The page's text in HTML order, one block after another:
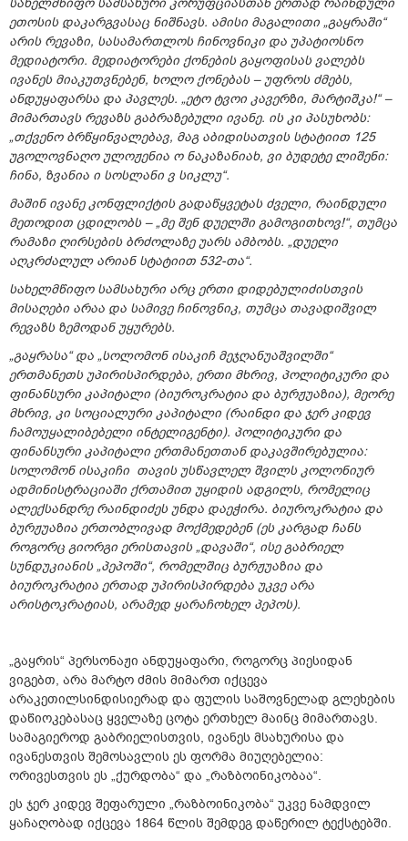
ეთოსის დაკარგვასაც ნიშნავს. ამისი მაგალითი „გაყრაში“
არის რევაზი, სასამართლოს ჩინოვნიკი და უპატიოსნო
მედიატორი. მედიატორები ქონების გაყოფისას ვალებს
ივანეს მიაკუთვნებენ, ხოლო ქონებას – უფროს ძმებს,
ანდუყაფარსა და პავლეს. „ეტო ტვოი კავერზი, მარტიშკა!“ –
მიმართავს რევაზს გაბრაზებული ივანე. ის კი პასუხობს:
„თქვენო ბრწყინვალებავ, მაგ აბიდისათვის სტატიით 125
უგოლოვნაღო ულოჟენია ო ნაკაზანიახ, ვი ბუდეტე ლიშენი:
ჩინა, ზვანია ი სოსლანი ვ სიკლუ“.
მაშინ ივანე კონფლიქტის გადაწყვეტას ძველი, რაინდული
მეთოდით ცდილობს – „მე შენ დუელში გამოგითხოვ!“, თუმცა
რამაზი ღირსების ბრძოლაზე უარს ამბობს. „დუელი
აღკრძალულ არიან სტატიით 532-თა“.
სახელმწიფო სამსახური არც ერთი დიდებულიძისთვის
მისაღები არაა და სამივე ჩინოვნიკ, თუმცა თავადიშვილ
რევაზს ზემოდან უყურებს.
„გაყრასა“ და „სოლომონ ისაკიჩ მეჯღანუაშვილში“
ერთმანეთს უპირისპირდება, ერთი მხრივ, პოლიტიკური და
ფინანსური კაპიტალი (ბიუროკრატია და ბურჟუაზია), მეორე
მხრივ, კი სოციალური კაპიტალი (რაინდი და ჯერ კიდევ
ჩამოუყალიბებელი ინტელიგენტი). პოლიტიკური და
ფინანსური კაპიტალი ერთმანეთთან დაკავშირებულია:
სოლომონ ისაკიჩი თავის უსწავლელ შვილს კოლონიურ
ადმინისტრაციაში ქრთამით უყიდის ადგილს, რომელიც
ალექსანდრე რაინდიძეს უნდა დაეჭირა. ბიუროკრატია და
ბურჟუაზია ერთობლივად მოქმედებენ (ეს კარგად ჩანს
როგორც გიორგი ერისთავის „დავაში“, ისე გაბრიელ
სუნდუკიანის „პეპოში“, რომელშიც ბურჟუაზია და
ბიუროკრატია ერთად უპირისპირდება უკვე არა
არისტოკრატიას, არამედ ყარაჩოხელ პეპოს).
„გაყრის“ პერსონაჟი ანდუყაფარი, როგორც პიესიდან
ვიგებთ, არა მარტო ძმის მიმართ იქცევა
არაკეთილსინდისიერად და ფულის საშოვნელად გლეხების
დაწიოკებასაც ყველაზე ცოტა ერთხელ მაინც მიმართავს.
სამაგიეროდ გაბრიელისთვის, ივანეს მსახურისა და
ივანესთვის შემოსავლის ეს ფორმა მიუღებელია:
ორივესთვის ეს „ქურდობა“ და „რაზბოინიკობაა“.
ეს ჯერ კიდევ შეფარული „რაზბოინიკობა“ უკვე ნამდვილ
ყაჩაღობად იქცევა 1864 წლის შემდეგ დაწერილ ტექსტებში.